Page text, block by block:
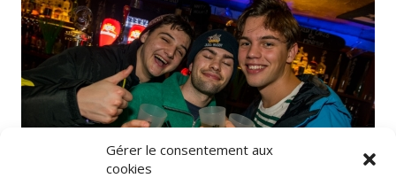
Gérer le consentement aux
cookies